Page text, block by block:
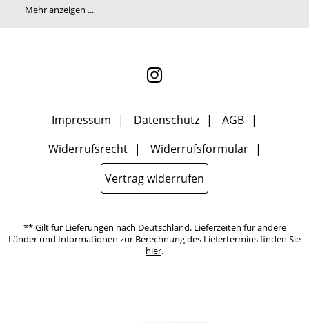
weitergegeben. Zu statistischen Zwecken wird in anonymer Form
ich den Link "Abmelden" am Ende des Newsletters anklicke oder die
Option Newsletter im Mitgliederbereich deaktiviere. Die
habe ich zur Kenntnis genommen.
Mehr anzeigen ...
Impressum Datenschutz
AGB
Widerrufsrecht
Widerrufsformular
Vertrag widerrufen
** Gilt für Lieferungen nach Deutschland. Lieferzeiten für andere
Länder und Informationen zur Berechnung des Liefertermins finden Sie
hier.